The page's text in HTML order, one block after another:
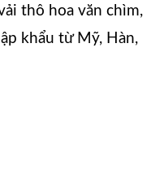
thô hoa văn chìm,
khẩu từ Mỹ, Hàn,